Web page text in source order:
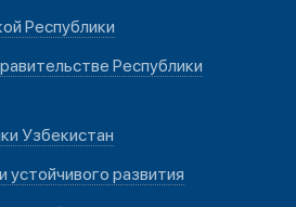
Республики
Республики
Узбекистан
устойчивого развития